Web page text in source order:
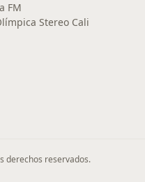
FM
Stereo Cali
derechos reservados.